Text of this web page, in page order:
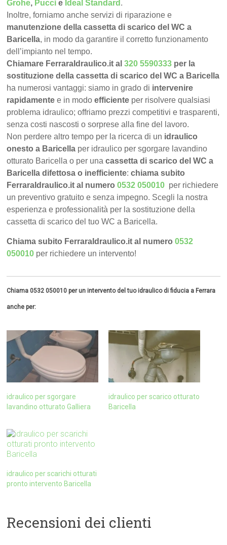
Grohe, Pucci e Ideal Standard .
Inoltre, forniamo anche servizi di riparazione e
manutenzione della cassetta di scarico del WC a
Baricella, in modo da garantire il corretto funzionamento
dell’impianto nel tempo.
Chiamare FerraraIdraulico.it al320 5590333 per la
sostituzione della cassetta di scarico del WC a Baricella
ha numerosi vantaggi: siamo in grado di intervenire
rapidamente e in modoefficiente per risolvere qualsiasi
problema idraulico; offriamo prezzi competitivi e trasparenti,
senza costi nascosti o sorprese alla fine del lavoro.
Non perdere altro tempo per la ricerca di un idraulico
onesto a Baricella per idraulico per sgorgare lavandino
otturato Baricella o per unacassetta di scarico del WC a
Baricella difettosa o inefficiente:chiama subito
FerraraIdraulico.it al numero0532 050010 per richiedere
un preventivo gratuito e senza impegno. Scegli la nostra
esperienza e professionalità per la sostituzione della
cassetta di scarico del tuo WC a Baricella.
Chiama subito FerraraIdraulico.it al numero0532
050010 per richiedere un intervento!
Chiama 0532 050010 per un intervento del tuo idraulico di fiducia a Ferrara
anche per:
idraulico per sgorgare
lavandino otturato Galliera
idraulico per scarico otturato
Baricella
idraulico per scarichi otturati
pronto intervento Baricella
Recensioni dei clienti